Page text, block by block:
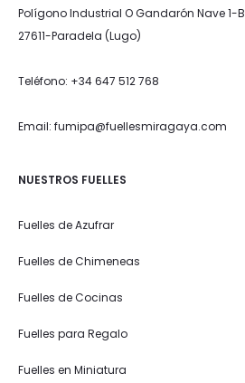
Polígono Industrial O Gandarón Nave 1-B
27611-Paradela (Lugo)
Teléfono: +34 647 512 768
Email: fumipa@fuellesmiragaya.com
NUESTROS FUELLES
Fuelles de Azufrar
Fuelles de Chimeneas
Fuelles de Cocinas
Fuelles para Regalo
Fuelles en Miniatura